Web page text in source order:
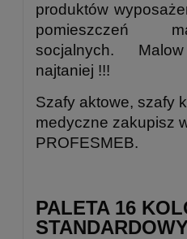
produktów
pomieszczeń
socjalnych.
najtaniej !!!
Szafy aktowe, szafy
medyczne zakupisz
PROFESMEB.
PALETA 16